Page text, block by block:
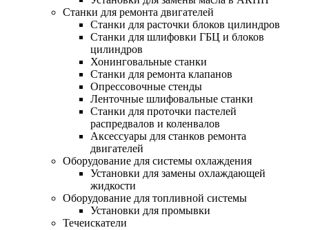
Станки для ремонта двигателей
Станки для расточки блоков цилиндров
Станки для шлифовки ГБЦ и блоков
цилиндров
Хонинговальные станки
Станки для ремонта клапанов
Опрессовочные стенды
Ленточные шлифовальные станки
Станки для проточки пастелей
распредвалов и коленвалов
Аксессуары для станков ремонта
двигателей
Оборудование для системы охлаждения
Установки для замены охлаждающей
жидкости
Оборудование для топливной системы
Установки для промывки
Течеискатели